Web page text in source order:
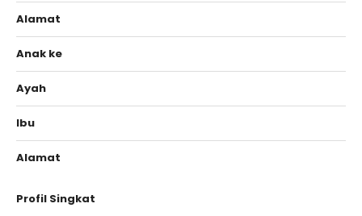
Alamat
Anak ke
Ayah
Ibu
Alamat
Profil Singkat